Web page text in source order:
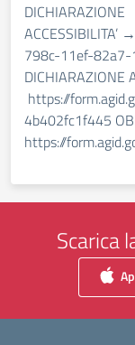
DICHIARAZIONE
798c-11ef-
DICHIARAZIONE
https://
4b402fc1f445
https://
Scarica